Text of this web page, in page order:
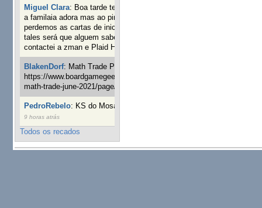
Miguel Clara: Boa tarde tenho jogo Mice and mistics que
a familaia adora mas ao pintarmos as miniaturas
perdemos as cartas de iniciaticva da expanção downood
tales será que alguem sabe onde adquirir as cartas já
contactei a zman e Plaid Hat e nada
BlakenDorf: Math Trade Portuguesa a decorrer. Aqui:
https://www.boardgamegeek.com/geeklist/286035/portugal-
math-trade-june-2021/page/1
PedroRebelo: KS do Mosaic em 10 minutos :)
9 horas atrás
Todos os recados